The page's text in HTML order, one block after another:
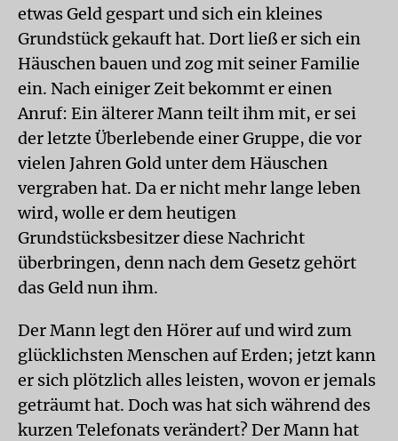
etwas Geld gespart und sich ein kleines
Grundstück gekauft hat. Dort ließ er sich ein
Häuschen bauen und zog mit seiner Familie
ein. Nach einiger Zeit bekommt er einen
Anruf: Ein älterer Mann teilt ihm mit, er sei
der letzte Überlebende einer Gruppe, die vor
vielen Jahren Gold unter dem Häuschen
vergraben hat. Da er nicht mehr lange leben
wird, wolle er dem heutigen
Grundstücksbesitzer diese Nachricht
überbringen, denn nach dem Gesetz gehört
das Geld nun ihm.
Der Mann legt den Hörer auf und wird zum
glücklichsten Menschen auf Erden; jetzt kann
er sich plötzlich alles leisten, wovon er jemals
geträumt hat. Doch was hat sich während des
kurzen Telefonats verändert? Der Mann hat